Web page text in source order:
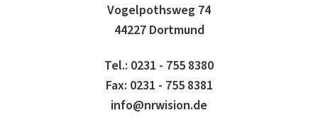
Vogelpothsweg 74
44227 Dortmund
Tel.: 0231 - 755 8380
Fax: 0231 - 755 8381
info@nrwision.de